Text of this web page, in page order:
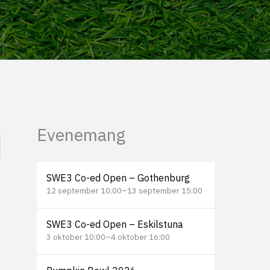
Evenemang
SWE3 Co-ed Open – Gothenburg
12 september 10:00–13 september 15:00
SWE3 Co-ed Open – Eskilstuna
3 oktober 10:00–4 oktober 16:00